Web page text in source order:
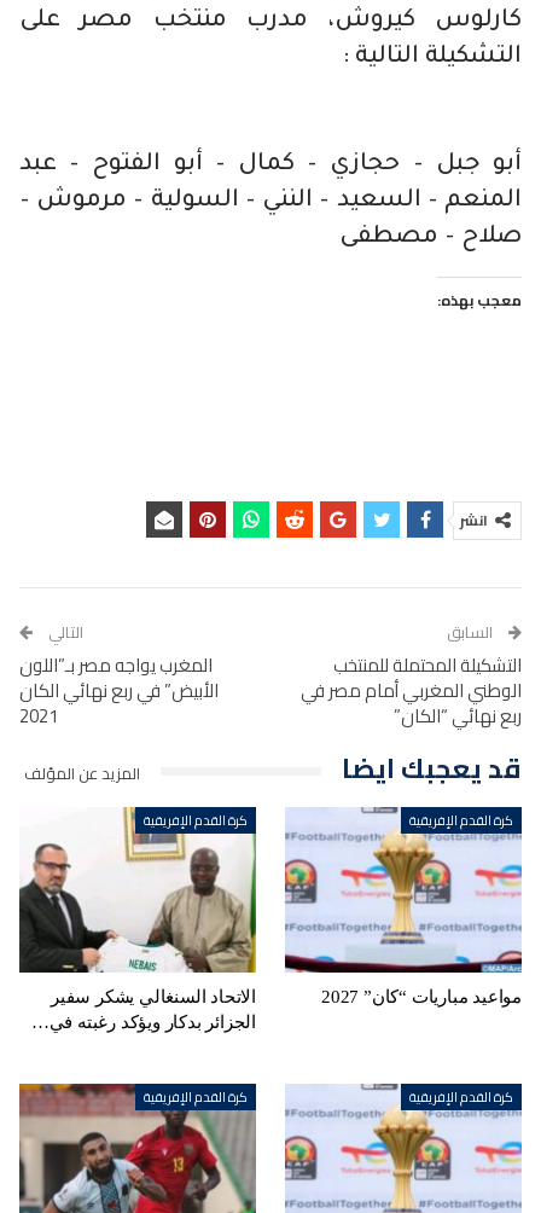
كارلوس كيروش، مدرب منتخب مصر على
التشكيلة التالية :
أبو جبل – حجازي – كمال – أبو الفتوح – عبد
المنعم – السعيد – النني – السولية – مرموش –
صلاح – مصطفى
معجب بهذه:
انشر
السابق
التشكيلة المحتملة للمنتخب
الوطني المغربي أمام مصر في
ربع نهائي “الكان”
التالي
المغرب يواجه مصر بـ”اللون
الأبيض” في ربع نهائي الكان
2021
قد يعجبك ايضا المزيد عن المؤلف
كرة القدم الإفريقية
مواعيد مباريات “كان” 2027
كرة القدم الإفريقية
الاتحاد السنغالي يشكر سفير
الجزائر بدكار ويؤكد رغبته في…
كرة القدم الإفريقية كرة القدم الإفريقية